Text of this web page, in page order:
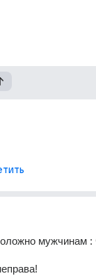
мужчинам